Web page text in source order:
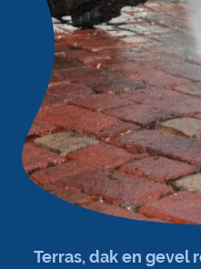
Terras, dak en gevel